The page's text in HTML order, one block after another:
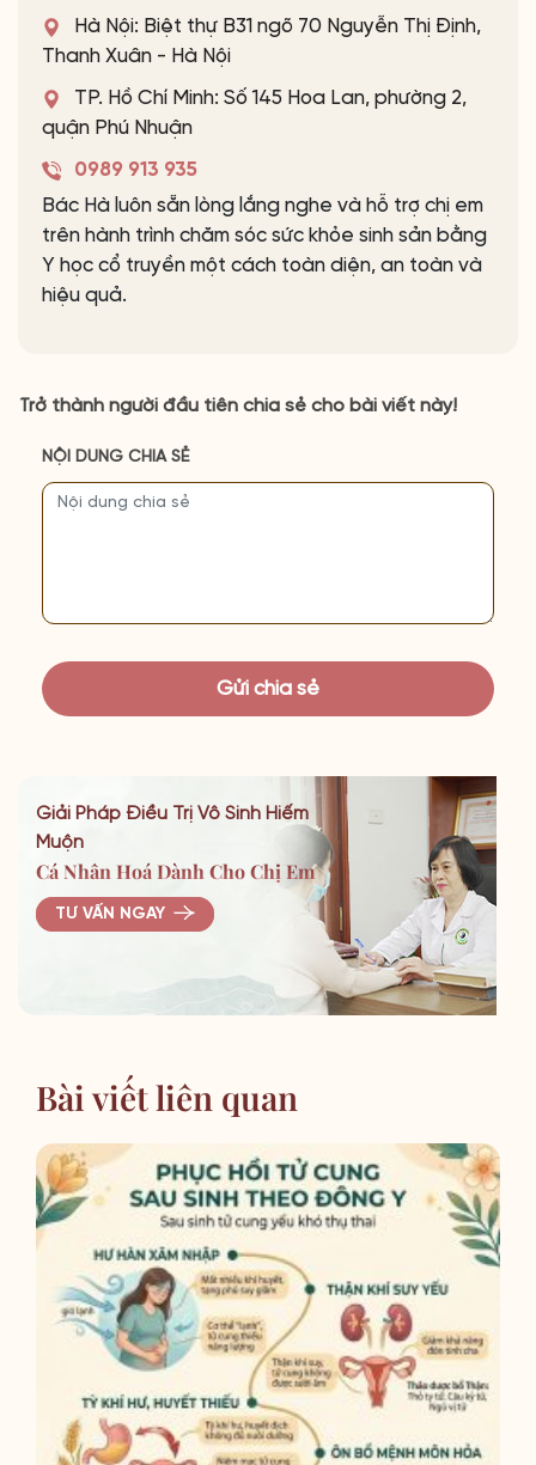
Hà Nội: Biệt thự B31 ngõ 70 Nguyễn Thị Định,
Thanh Xuân - Hà Nội
TP. Hồ Chí Minh: Số 145 Hoa Lan, phường 2,
quận Phú Nhuận
0989 913 935
Bác Hà luôn sẵn lòng lắng nghe và hỗ trợ chị em
trên hành trình chăm sóc sức khỏe sinh sản bằng
Y học cổ truyền một cách toàn diện, an toàn và
hiệu quả.
Trở thành người đầu tiên chia sẻ cho bài viết này!
NỘI DUNG CHIA SẺ
Giải Pháp Điều Trị Vô Sinh Hiếm
Muộn
Cá Nhân Hoá Dành Cho Chị Em
TƯ VẤN NGAY
Bài viết liên quan